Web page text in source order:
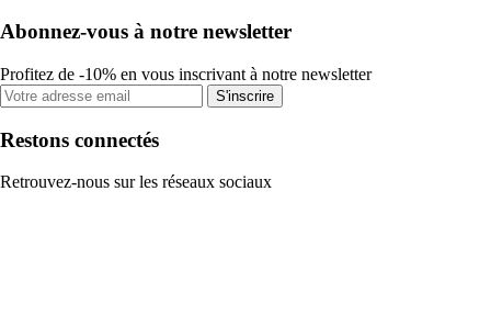
Abonnez-vous à notre newsletter
Profitez de -10% en vous inscrivant à notre newsletter
S'inscrire
Restons connectés
Retrouvez-nous sur les réseaux sociaux